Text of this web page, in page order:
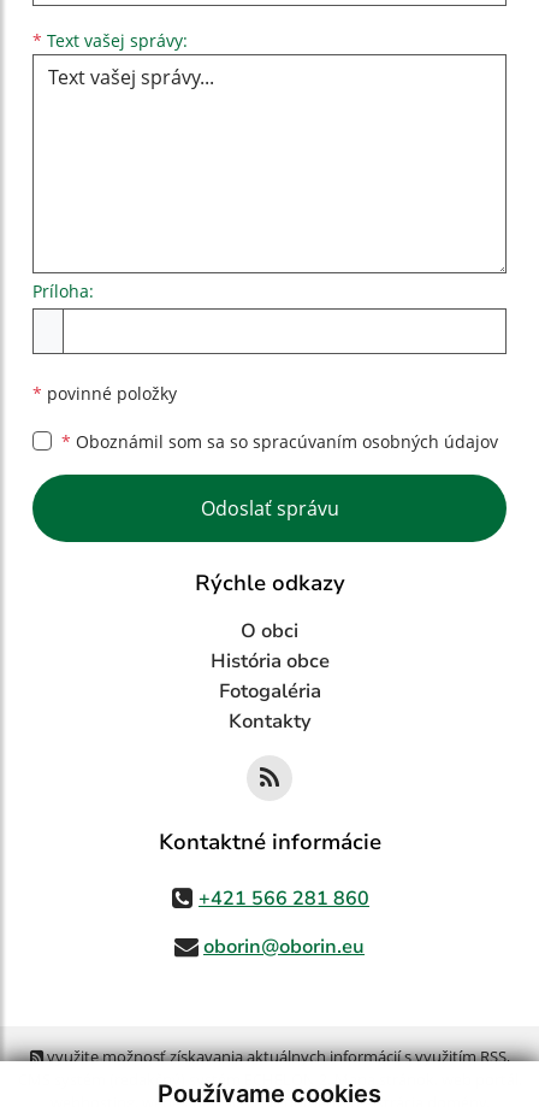
Používame cookies
* Text vašej správy:
Príloha:
* povinné položky
* Oboznámil som sa so spracúvaním osobných údajov
Google reCaptcha Response
Odoslať správu
Rýchle odkazy
O obci
História obce
Fotogaléria
Kontakty
Kontaktné informácie
+421 566 281 860
oborin@oborin.eu
využite možnosť získavania aktuálnych informácií s využitím RSS,
CMS systém (redakčný) systém ECHELON 2, Mapa stránok
webex.digital, s.r.o.,domény,registrácia domény